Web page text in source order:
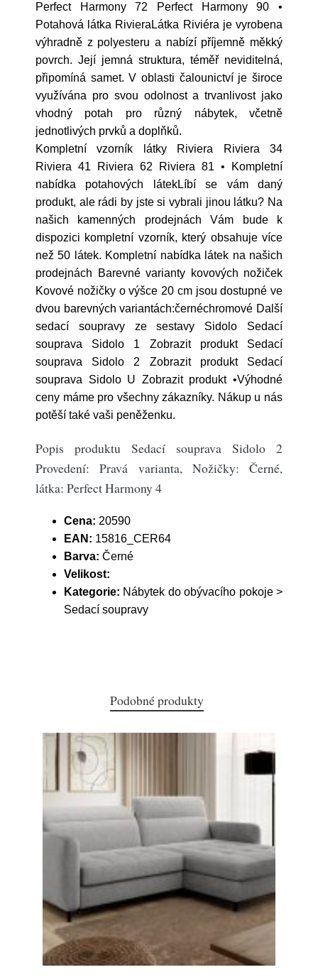
Perfect Harmony 72 Perfect Harmony 90 •
Potahová látka RivieraLátka Riviéra je vyrobena
výhradně z polyesteru a nabízí příjemně měkký
povrch. Její jemná struktura, téměř neviditelná,
připomíná samet. V oblasti čalounictví je široce
využívána pro svou odolnost a trvanlivost jako
vhodný potah pro různý nábytek, včetně
jednotlivých prvků a doplňků.
Kompletní vzorník látky Riviera Riviera 34
Riviera 41 Riviera 62 Riviera 81 • Kompletní
nabídka potahových látekLíbí se vám daný
produkt, ale rádi by jste si vybrali jinou látku? Na
našich kamenných prodejnách Vám bude k
dispozici kompletní vzorník, který obsahuje více
než 50 látek. Kompletní nabídka látek na našich
prodejnách Barevné varianty kovových nožiček
Kovové nožičky o výšce 20 cm jsou dostupné ve
dvou barevných variantách:černéchromové Další
sedací soupravy ze sestavy Sidolo Sedací
souprava Sidolo 1 Zobrazit produkt Sedací
souprava Sidolo 2 Zobrazit produkt Sedací
souprava Sidolo U Zobrazit produkt •Výhodné
ceny máme pro všechny zákazníky. Nákup u nás
potěší také vaši peněženku.
Popis produktu Sedací souprava Sidolo 2
Provedení: Pravá varianta, Nožičky: Černé,
látka: Perfect Harmony 4
Cena: 20590
EAN: 15816_CER64
Barva: Černé
Velikost:
Kategorie: Nábytek do obývacího pokoje >
Sedací soupravy
Podobné produkty